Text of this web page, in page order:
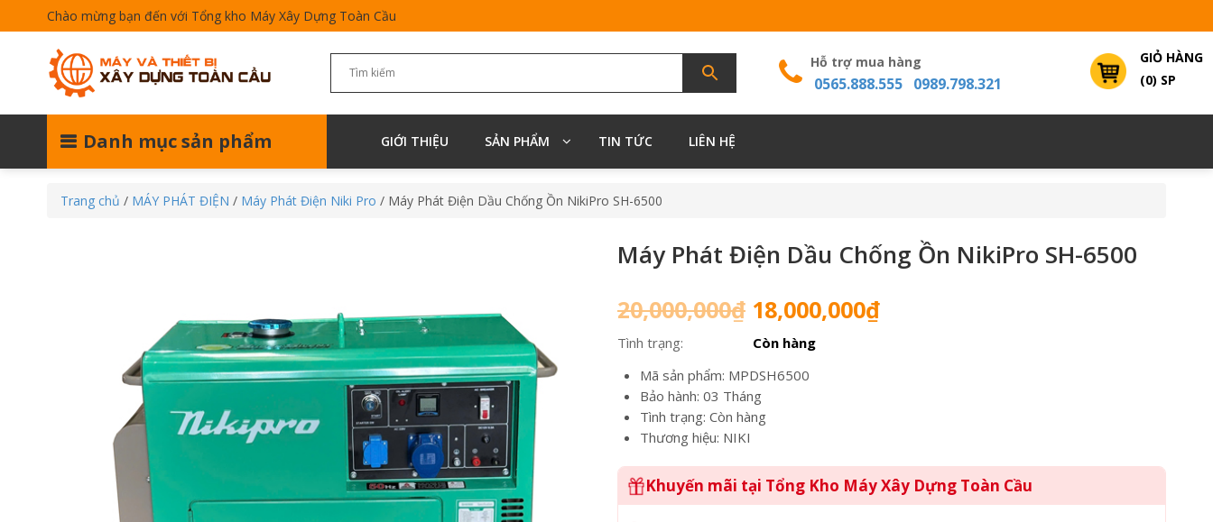
Chào mừng bạn đến với Tổng kho Máy Xây Dựng Toàn Cầu
Hỗ trợ mua hàng
0565.888.555 0989.798.321
GIỎ HÀNG
(0) SP
Danh mục sản phẩm GIỚI THIỆU SẢN PHẨM TIN TỨC LIÊN HỆ
Trang chủ / MÁY PHÁT ĐIỆN / Máy Phát Điện Niki Pro / Máy Phát Điện Dầu Chống Ồn NikiPro SH-6500
Máy Phát Điện Dầu Chống Ồn NikiPro SH-6500
20,000,000₫ Giá
gốc
là:
20,000,000₫.
18,000,000₫Giá
Tình trạng:
Còn hàng
Mã sản phẩm: MPDSH6500
Bảo hành: 03 Tháng
Tình trạng: Còn hàng
Thương hiệu: NIKI
Khuyến mãi tại Tổng Kho Máy Xây Dựng Toàn Cầu